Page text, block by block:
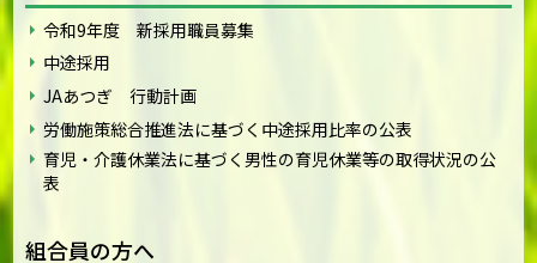
令和9年度 新採用職員募集
中途採用
JAあつぎ 行動計画
労働施策総合推進法に基づく中途採用比率の公表
育児・介護休業法に基づく男性の育児休業等の取得状況の公
表
組合員の方へ